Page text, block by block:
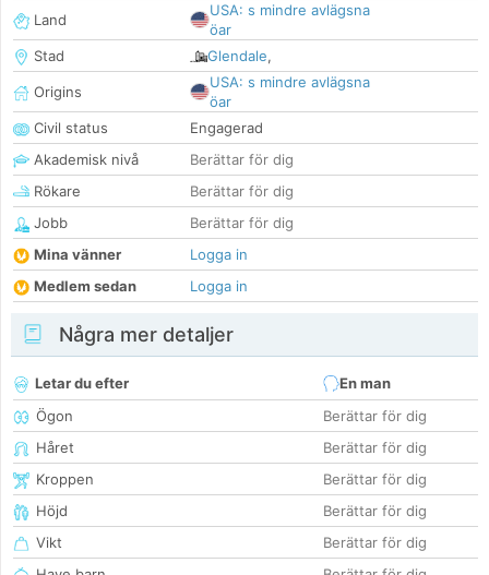
Land
USA: s mindre avlägsna
öar
Stad
Glendale,
Origins
USA: s mindre avlägsna
öar
Civil status
Engagerad
Akademisk nivå
Berättar för dig
Rökare
Berättar för dig
Jobb
Berättar för dig
Mina vänner
Logga in
Medlem sedan
Logga in
Några mer detaljer
Letar du efter
En man
Ögon
Berättar för dig
Håret
Berättar för dig
Kroppen
Berättar för dig
Höjd
Berättar för dig
Vikt
Berättar för dig